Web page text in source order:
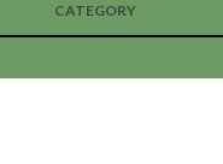
CATEGORY